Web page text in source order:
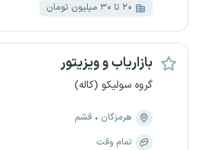
۲۰ تا ۳۰ میلیون تومان
بازاریاب و ویزیتور
گروه سولیکو (کاله)
هرمزگان
قشم
تمام وقت